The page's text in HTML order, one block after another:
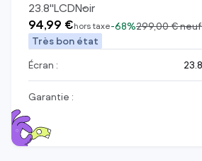
23.8"LCDNoir
94,99 €hors taxe-68%299,00 €neuf
Très bon état
Écran :
Garantie :